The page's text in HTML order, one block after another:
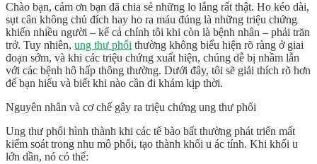
Chào bạn, cảm ơn bạn đã chia sẻ những lo lắng rất thật. Ho kéo dài,
sụt cân không chủ đích hay ho ra máu đúng là những triệu chứng
khiến nhiều người – kể cả chính tôi khi còn là bệnh nhân – phải trăn
trở. Tuy nhiên, ung thư phổi thường không biểu hiện rõ ràng ở giai
đoạn sớm, và khi các triệu chứng xuất hiện, chúng dễ bị nhầm lẫn
với các bệnh hô hấp thông thường. Dưới đây, tôi sẽ giải thích rõ hơn
để bạn hiểu và biết khi nào cần đi khám kịp thời.
Nguyên nhân và cơ chế gây ra triệu chứng ung thư phổi
Ung thư phổi hình thành khi các tế bào bất thường phát triển mất
kiểm soát trong nhu mô phổi, tạo thành khối u ác tính. Khi khối u
lớn dần, nó có thể: